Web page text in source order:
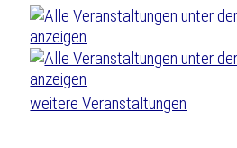
weitere Veranstaltungen